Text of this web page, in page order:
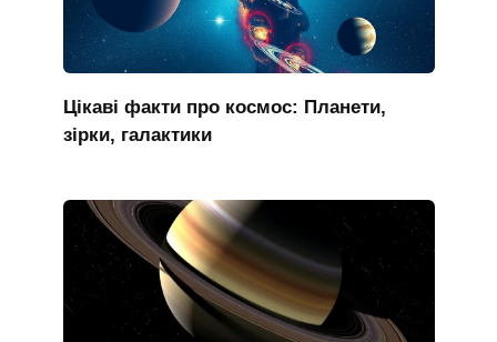
Цікаві факти про космос: Планети,
зірки, галактики